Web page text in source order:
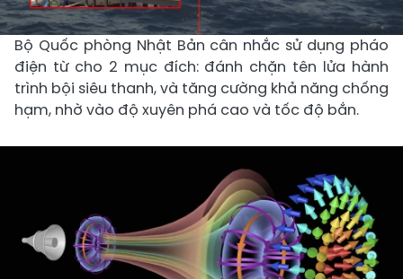
Bộ Quốc phòng Nhật Bản cân nhắc sử dụng pháo
điện từ cho 2 mục đích: đánh chặn tên lửa hành
trình bội siêu thanh, và tăng cường khả năng chống
hạm, nhờ vào độ xuyên phá cao và tốc độ bắn.